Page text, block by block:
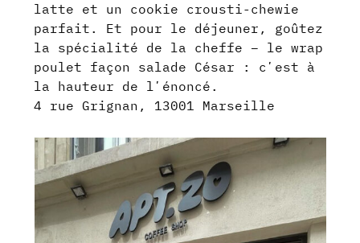
latte et un cookie crousti-chewie
parfait. Et pour le déjeuner, goûtez
la spécialité de la cheffe – le wrap
poulet façon salade César : cʼest à
la hauteur de lʼénoncé.
4 rue Grignan, 13001 Marseille